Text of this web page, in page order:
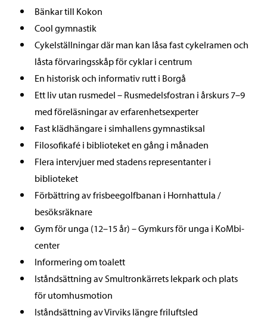
Bänkar till Kokon
Cool gymnastik
Cykelställningar där man kan låsa fast cykelramen och
låsta förvaringsskåp för cyklar i centrum
En historisk och informativ rutt i Borgå
Ett liv utan rusmedel – Rusmedelsfostran i årskurs 7–9
med föreläsningar av erfarenhetsexperter
Fast klädhängare i simhallens gymnastiksal
Filosofikafé i biblioteket en gång i månaden
Flera intervjuer med stadens representanter i
biblioteket
Förbättring av frisbeegolfbanan i Hornhattula /
besöksräknare
Gym för unga (12–15 år) – Gymkurs för unga i KoMbi-
center
Informering om toalett
Iståndsättning av Smultronkärrets lekpark och plats
för utomhusmotion
Iståndsättning av Virviks längre friluftsled